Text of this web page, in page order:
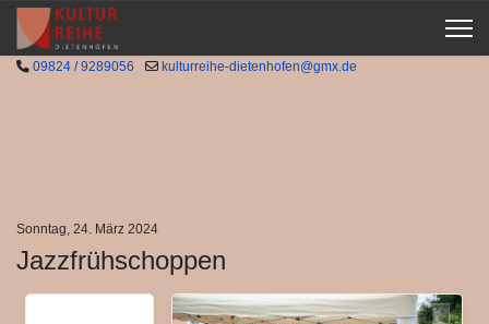
09824 / 9289056 kulturreihe-dietenhofen@gmx.de
Sonntag, 24. März 2024
Jazzfrühschoppen